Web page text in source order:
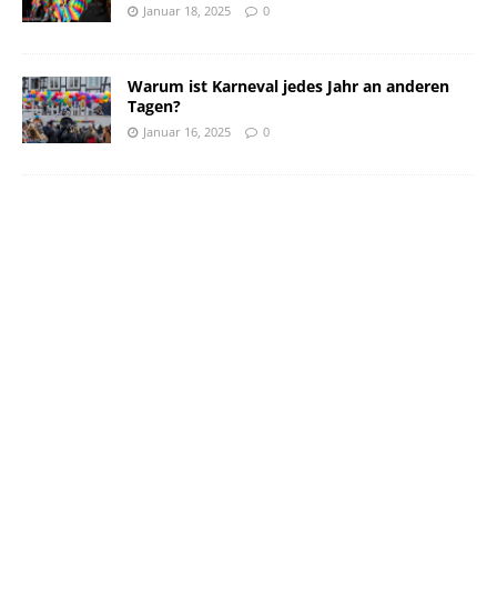
Januar 18, 2025 0
Warum ist Karneval jedes Jahr an anderen
Tagen?
Januar 16, 2025 0